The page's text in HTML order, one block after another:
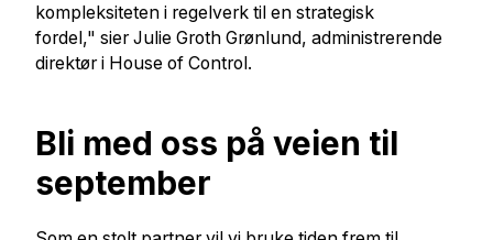
kompleksiteten i regelverk til en strategisk
fordel," sier Julie Groth Grønlund, administrerende
direktør i House of Control.
Bli med oss på veien til
september